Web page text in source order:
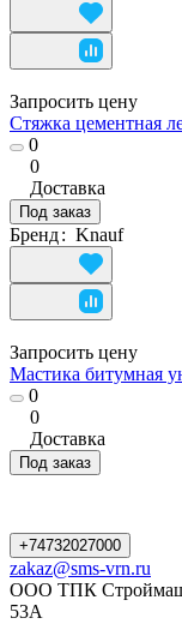
Запросить цену
Стяжка цементная
0
0
Доставка
Под заказ
Бренд: Knauf
Запросить цену
Мастика битумная
0
0
Доставка
Под заказ
+74732027000
zakaz@sms-vrn.ru
ООО ТПК
53А